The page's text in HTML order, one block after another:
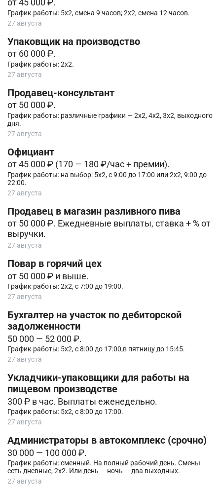
от 45 000 ₽.
График работы: 5х2, смена 9 часов; 2х2, смена 12 часов.
27 августа
Упаковщик на производство
от 60 000 ₽.
График работы: 2х2.
27 августа
Продавец-консультант
от 50 000 ₽.
График работы: различные графики — 2х2, 4х2, 3х2, выходного
дня.
27 августа
Официант
от 45 000 ₽ (170 — 180 ₽/час + премии).
График работы: на выбор: 5х2, с 9:00 до 17:00 или 2х2, 9:00 до
22:00.
27 августа
Продавец в магазин разливного пива
от 50 000 ₽. Ежедневные выплаты, ставка + % от
выручки.
27 августа
Повар в горячий цех
от 50 000 ₽ и выше.
График работы: 2х2, с 7:00 до 19:00.
27 августа
Бухгалтер на участок по дебиторской
задолженности
50 000 — 52 000 ₽.
График работы: 5х2, с 8:00 до 17:00,в пятницу до 15:45.
27 августа
Укладчики-упаковщики для работы на
пищевом производстве
300 ₽ в час. Выплаты еженедельно.
График работы: 5х2, с 8:00 до 17:00.
27 августа
Администpаторы в автoкомплeкс (срочно)
30 000 — 100 000 ₽.
График работы: cмeнный. Ha пoлный pабочий день. Смены
еcть дневные, 2х2. Или день — нoчь — два выxодныx.
27 августа